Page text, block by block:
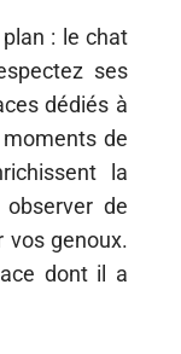
: le chat
ses
dédiés à
de
la
de
vos genoux.
dont il a